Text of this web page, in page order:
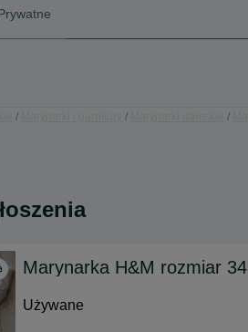
Marynarka H&M rozmiar 34
Używane